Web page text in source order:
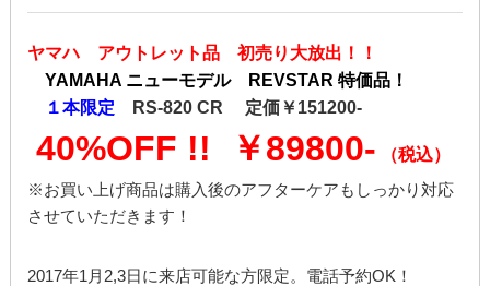
ヤマハ アウトレット品 初売り大放出！！
YAMAHA ニューモデル REVSTAR 特価品！
１本限定 RS-820 CR 定価￥151200-
40%OFF !! ￥89800- （税込）
※お買い上げ商品は購入後のアフターケアもしっかり対応
させていただきます！
2017年1月2,3日に来店可能な方限定。電話予約OK！